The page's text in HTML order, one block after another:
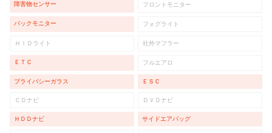
障害物センサー フロントモニター
バックモニター フォグライト
ＨＩＤライト 社外マフラー
ＥＴＣ フルエアロ
プライバシーガラス ＥＳＣ
ＣＤナビ ＤＶＤナビ
ＨＤＤナビ サイドエアバッグ